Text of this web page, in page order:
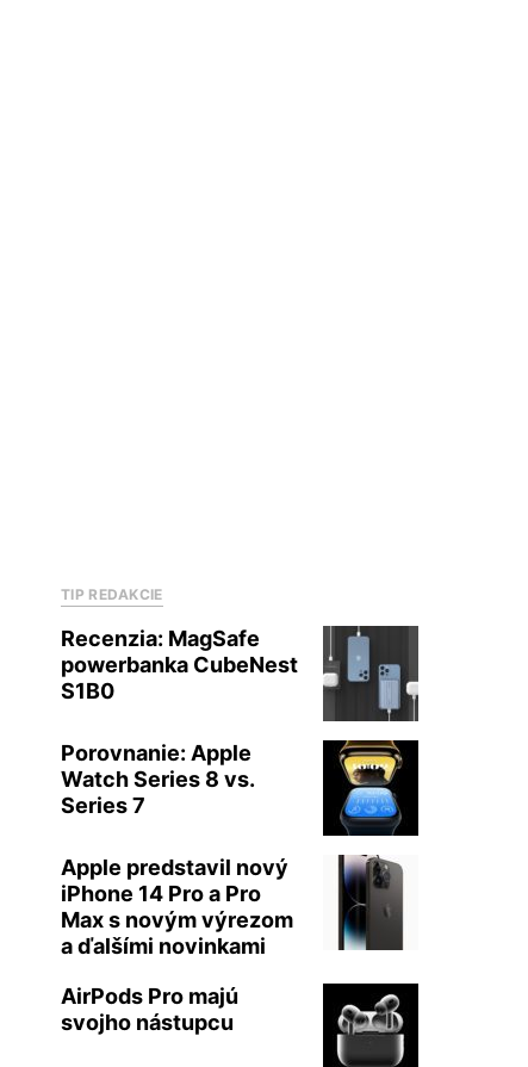
TIP REDAKCIE
Recenzia: MagSafe
powerbanka CubeNest
S1B0
Porovnanie: Apple
Watch Series 8 vs.
Series 7
Apple predstavil nový
iPhone 14 Pro a Pro
Max s novým výrezom
a ďalšími novinkami
AirPods Pro majú
svojho nástupcu